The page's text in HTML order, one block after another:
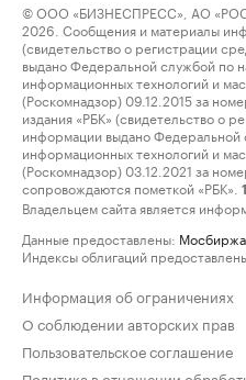
© ООО «БИЗНЕСПРЕСС», АО
2026. Сообщения и материалы
(свидетельство о регистрации
выдано Федеральной службой по
информационных технологий и
(Роскомнадзор) 09.12.2015 за
издания «РБК» (свидетельство о
информации выдано Федеральной
информационных технологий и
(Роскомнадзор) 03.12.2021 за
сопровождаются пометкой «РБК».
Владельцем сайта является
Данные предоставлены: Мосбиржа
Индексы облигаций
Информация об ограничениях
О соблюдении авторских прав
Пользовательское соглашение